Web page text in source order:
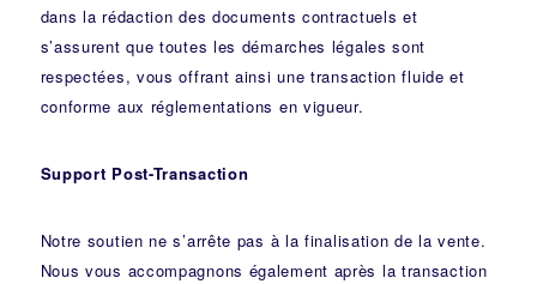
dans la rédaction des documents contractuels et
s’assurent que toutes les démarches légales sont
respectées, vous offrant ainsi une transaction fluide et
conforme aux réglementations en vigueur.
Support Post-Transaction
Notre soutien ne s’arrête pas à la finalisation de la vente.
Nous vous accompagnons également après la transaction